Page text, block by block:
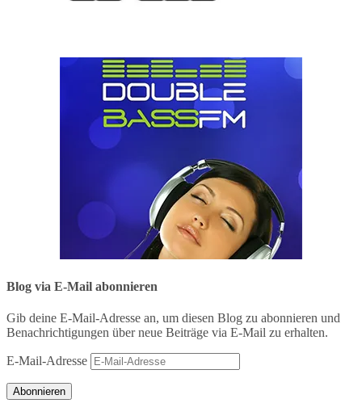
Blog via E-Mail abonnieren
Gib deine E-Mail-Adresse an, um diesen Blog zu abonnieren und
Benachrichtigungen über neue Beiträge via E-Mail zu erhalten.
E-Mail-Adresse
Abonnieren